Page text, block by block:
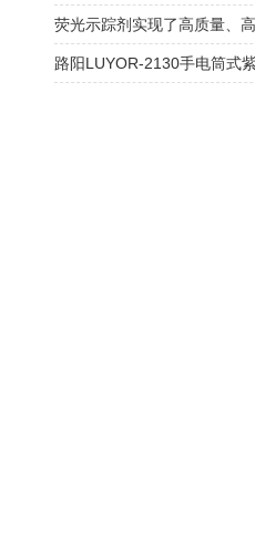
荧光示踪剂实现了高质量、